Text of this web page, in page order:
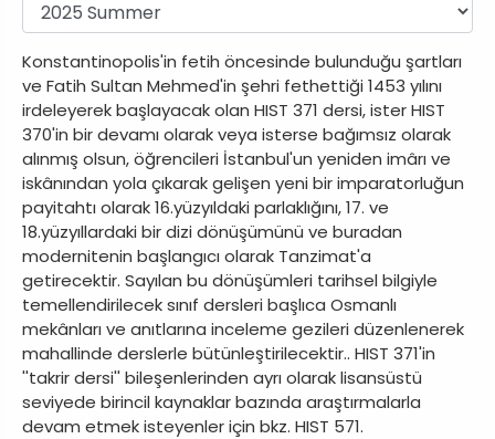
Konstantinopolis'in fetih öncesinde bulunduğu şartları
ve Fatih Sultan Mehmed'in şehri fethettiği 1453 yılını
irdeleyerek başlayacak olan HIST 371 dersi, ister HIST
370'in bir devamı olarak veya isterse bağımsız olarak
alınmış olsun, öğrencileri İstanbul'un yeniden imârı ve
iskânından yola çıkarak gelişen yeni bir imparatorluğun
payitahtı olarak 16.yüzyıldaki parlaklığını, 17. ve
18.yüzyıllardaki bir dizi dönüşümünü ve buradan
modernitenin başlangıcı olarak Tanzimat'a
getirecektir. Sayılan bu dönüşümleri tarihsel bilgiyle
temellendirilecek sınıf dersleri başlıca Osmanlı
mekânları ve anıtlarına inceleme gezileri düzenlenerek
mahallinde derslerle bütünleştirilecektir.. HIST 371'in
''takrir dersi'' bileşenlerinden ayrı olarak lisansüstü
seviyede birincil kaynaklar bazında araştırmalarla
devam etmek isteyenler için bkz. HIST 571.